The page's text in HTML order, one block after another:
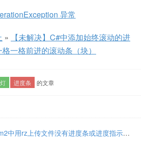
»
【未解决】C#中添加始终滚动的进
一格前进的滚动条（块）
进度条 的文章
【未解决】Mac中iTerm2中用rz上传文件没有进度条或进度指示